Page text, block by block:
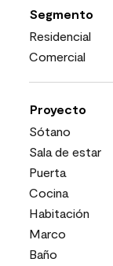
Segmento
Residencial
Comercial
Proyecto
Sótano
Sala de estar
Puerta
Cocina
Habitación
Marco
Baño